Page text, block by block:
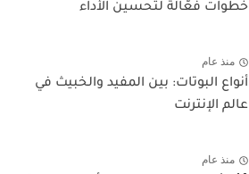
خطوات فعّالة لتحسين الأداء
منذ عام
أنواع البوتات: بين المفيد والخبيث في
عالم الإنترنت
منذ عام